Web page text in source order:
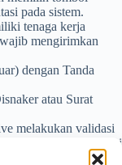
pada sistem.
tenaga kerja
mengirimkan
dengan Tanda
atau Surat
melakukan validasi
Approval Finalisasi